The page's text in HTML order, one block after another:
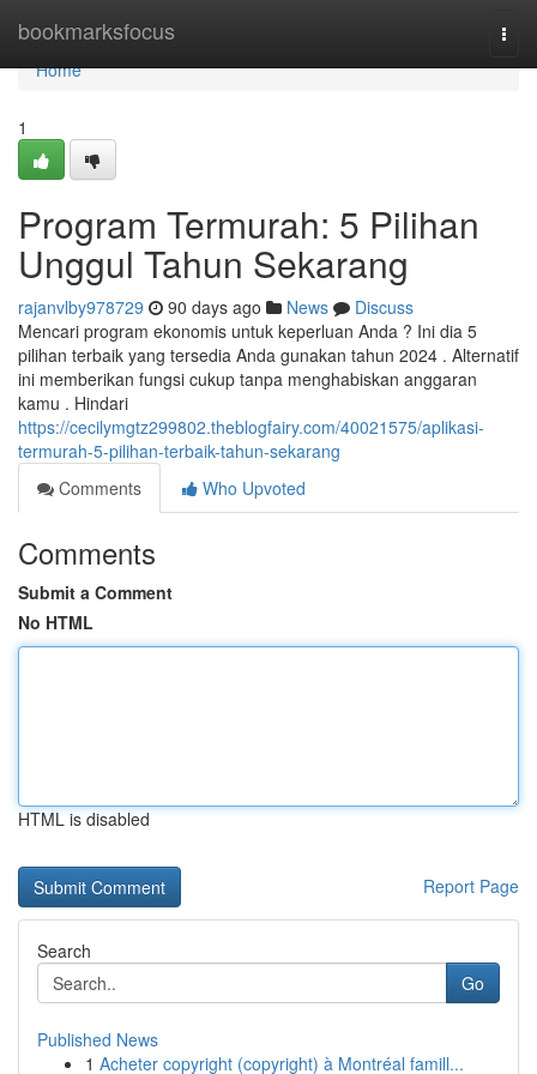
bookmarksfocus
Home
Home
1
Program Termurah: 5 Pilihan
Unggul Tahun Sekarang
rajanvlby978729 90 days ago News
Discuss
Mencari program ekonomis untuk keperluan Anda ? Ini dia 5
pilihan terbaik yang tersedia Anda gunakan tahun 2024 . Alternatif
ini memberikan fungsi cukup tanpa menghabiskan anggaran
kamu . Hindari
https://cecilymgtz299802.theblogfairy.com/40021575/aplikasi-
termurah-5-pilihan-terbaik-tahun-sekarang
Comments
Who Upvoted
Comments
Submit a Comment
No HTML
HTML is disabled
Report Page
Search
Go
Published News
1 Acheter copyright (copyright) à Montréal famill...